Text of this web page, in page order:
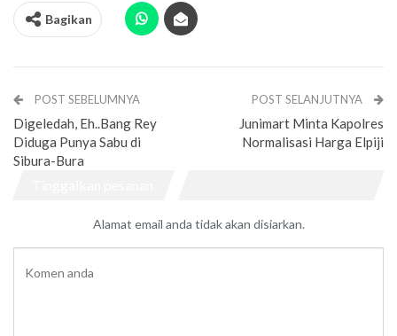
Bagikan
POST SEBELUMNYA
Digeledah, Eh..Bang Rey
Diduga Punya Sabu di
Sibura-Bura
POST SELANJUTNYA
Junimart Minta Kapolres
Normalisasi Harga Elpiji
Alamat email anda tidak akan disiarkan.